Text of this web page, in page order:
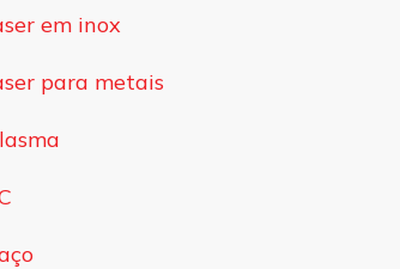
em inox
para metais